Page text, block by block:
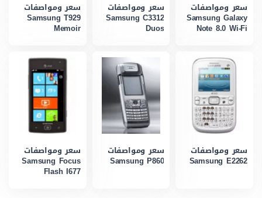
سعر ومواصفات
Samsung Galaxy
Note 8.0 Wi-Fi
سعر ومواصفات
Samsung C3312
Duos
سعر ومواصفات
Samsung T929
Memoir
سعر ومواصفات
Samsung E2262
سعر ومواصفات
Samsung P860
سعر ومواصفات
Samsung Focus
Flash I677